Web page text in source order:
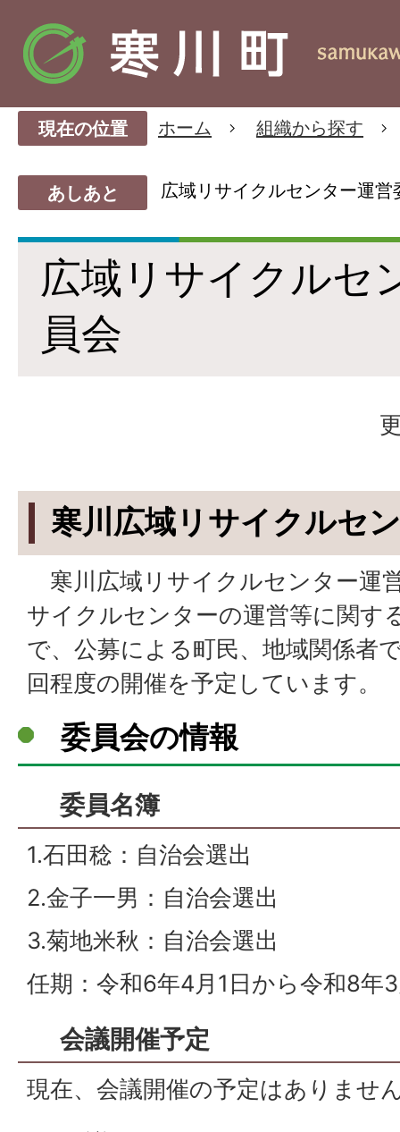
現在の位置 ホーム 組織から探す
あしあと 広域リサイクルセンター運営
広域リサイクルセ
員会
寒川広域リサイクルセ
寒川広域リサイクルセンター運
サイクルセンターの運営等に関す
で、公募による町民、地域関係者
回程度の開催を予定しています。
委員会の情報
委員名簿
1.石田稔：自治会選出
2.金子一男：自治会選出
3.菊地米秋：自治会選出
任期：令和6年4月1日から令和8年
会議開催予定
現在、会議開催の予定はありませ